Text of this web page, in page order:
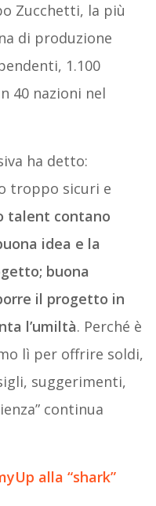
Zucchetti, la più
di produzione
1.100
40 nazioni nel
ha detto:
troppo sicuri e
talent contano
idea e la
buona
il progetto in
l’umiltà. Perché è
lì per offrire soldi,
suggerimenti,
continua
alla “shark”